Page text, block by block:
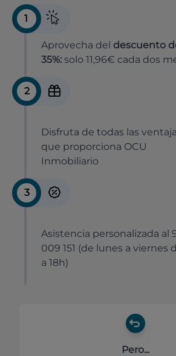
1
Aprovecha del descuento
35%: solo 11,96€ cada dos
2
Disfruta de todas las
que proporciona OCU
Inmobiliario
3
Asistencia personalizada al
009 151 (de lunes a viernes
a 18h)
Pero...